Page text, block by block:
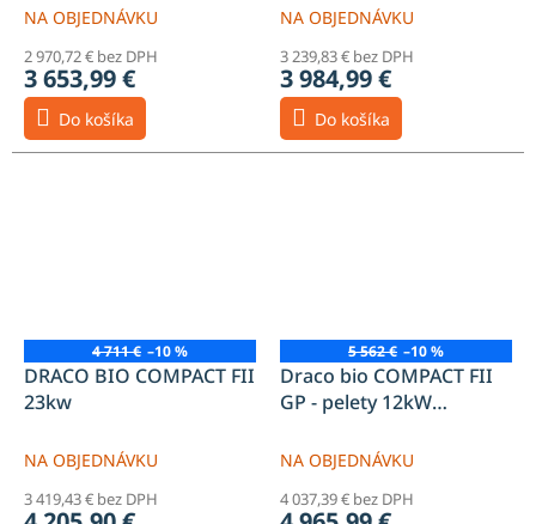
NA OBJEDNÁVKU
2 970,72 € bez DPH
3 653,99 €
Do košíka
NA OBJEDNÁVKU
3 239,83 € bez DPH
3 984,99 €
Do košíka
4 711 € –10 %
DRACO BIO COMPACT FII
23kw
NA OBJEDNÁVKU
3 419,43 € bez DPH
5 562 € –10 %
Draco bio COMPACT FII
GP - pelety 12kW
NA OBJEDNÁVKU
4 037,39 € bez DPH